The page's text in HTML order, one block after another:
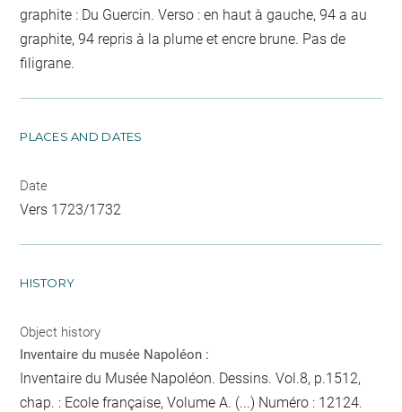
graphite : Du Guercin. Verso : en haut à gauche, 94 a au
graphite, 94 repris à la plume et encre brune. Pas de
filigrane.
PLACES AND DATES
Date
Vers 1723/1732
HISTORY
Object history
Inventaire du musée Napoléon :
Inventaire du Musée Napoléon. Dessins. Vol.8, p.1512,
chap. : Ecole française, Volume A. (...) Numéro : 12124.